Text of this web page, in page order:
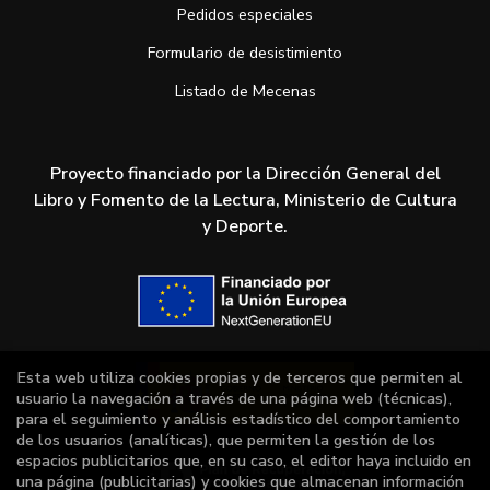
Pedidos especiales
Formulario de desistimiento
Listado de Mecenas
Proyecto financiado por la Dirección General del
Libro y Fomento de la Lectura, Ministerio de Cultura
y Deporte.
Esta web utiliza cookies propias y de terceros que permiten al
usuario la navegación a través de una página web (técnicas),
para el seguimiento y análisis estadístico del comportamiento
de los usuarios (analíticas), que permiten la gestión de los
espacios publicitarios que, en su caso, el editor haya incluido en
una página (publicitarias) y cookies que almacenan información